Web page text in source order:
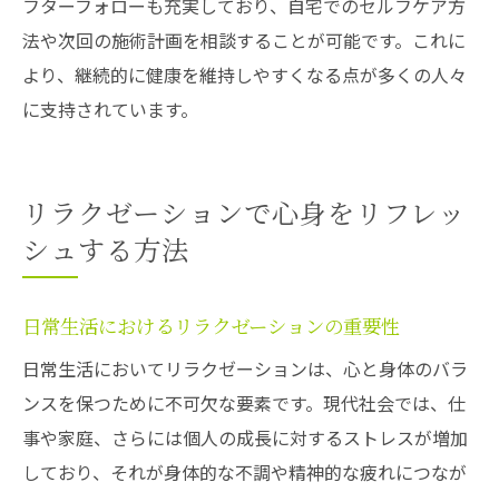
フターフォローも充実しており、自宅でのセルフケア方
法や次回の施術計画を相談することが可能です。これに
より、継続的に健康を維持しやすくなる点が多くの人々
に支持されています。
リラクゼーションで心身をリフレッ
シュする方法
日常生活におけるリラクゼーションの重要性
日常生活においてリラクゼーションは、心と身体のバラ
ンスを保つために不可欠な要素です。現代社会では、仕
事や家庭、さらには個人の成長に対するストレスが増加
しており、それが身体的な不調や精神的な疲れにつなが